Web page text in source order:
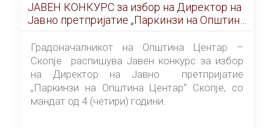
ЈАВЕН КОНКУРС за избор на Директор на
Јавно претпријатие „Паркинзи на Општина
Центар“ – Скопје
Градоначалникот на Општина Центар –
Скопје распишува Јавен конкурс за избор
на Директор на Јавно претпријатие
„Паркинзи на Општина Центар“ Скопје, со
мандат од 4 (четири) години.